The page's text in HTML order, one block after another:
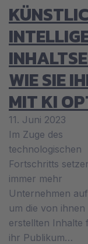
WIE SIE
MIT KI
11. Juni 2023
Im Zuge des
technologischen
Fortschritts
immer mehr
Unternehmen
um die von ihnen
erstellten Inhalte
ihr Publikum…